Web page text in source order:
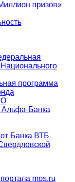
призов»
программа
Альфа-Банка
Банка ВТБ
mos.ru